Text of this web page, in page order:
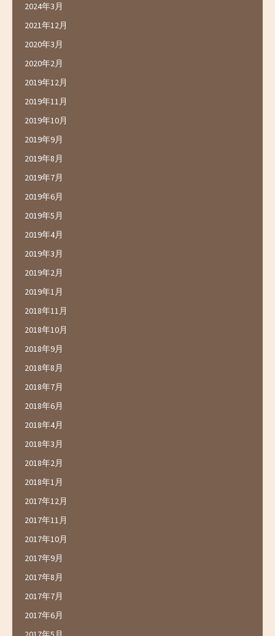
2024年3月
2021年12月
2020年3月
2020年2月
2019年12月
2019年11月
2019年10月
2019年9月
2019年8月
2019年7月
2019年6月
2019年5月
2019年4月
2019年3月
2019年2月
2019年1月
2018年11月
2018年10月
2018年9月
2018年8月
2018年7月
2018年6月
2018年4月
2018年3月
2018年2月
2018年1月
2017年12月
2017年11月
2017年10月
2017年9月
2017年8月
2017年7月
2017年6月